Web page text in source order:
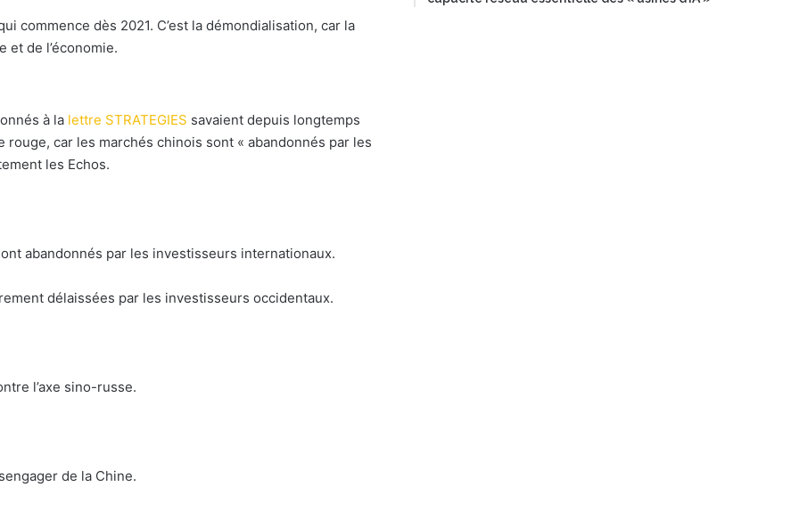
commence dès 2021. C’est la démondialisation, car la
et de l’économie.
à la lettre STRATEGIES savaient depuis longtemps
car les marchés chinois sont « abandonnés par les
les Echos.
abandonnés par les investisseurs internationaux.
délaissées par les investisseurs occidentaux.
l’axe sino-russe.
de la Chine.